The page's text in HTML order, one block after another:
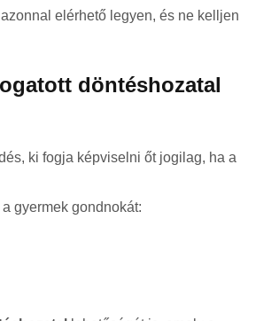
elérhető legyen, és ne kelljen
döntéshozatal
ki fogja képviselni őt jogilag, ha a
a gyermek gondnokát: